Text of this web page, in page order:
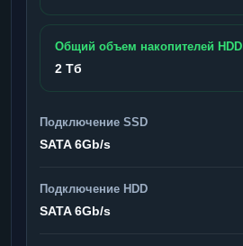
Общий объем накопителей HDD
2 Тб
Подключение SSD
SATA 6Gb/s
Подключение HDD
SATA 6Gb/s